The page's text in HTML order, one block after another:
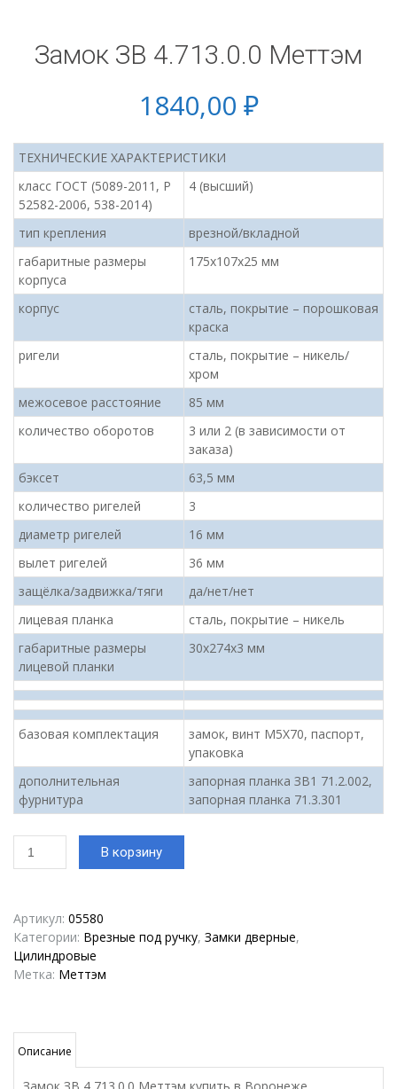
Замок ЗВ 4.713.0.0 Меттэм
1840,00 ₽
ТЕХНИЧЕСКИЕ ХАРАКТЕРИСТИКИ
класс ГОСТ (5089-2011, Р
52582-2006, 538-2014)
4 (высший)
тип крепления
врезной/вкладной
габаритные размеры
корпуса
175х107х25 мм
корпус
сталь, покрытие – порошковая
краска
ригели
сталь, покрытие – никель/
хром
межосевое расстояние
85 мм
количество оборотов
3 или 2 (в зависимости от
заказа)
бэксет
63,5 мм
количество ригелей
3
диаметр ригелей
16 мм
вылет ригелей
36 мм
защёлка/задвижка/тяги
да/нет/нет
лицевая планка
сталь, покрытие – никель
габаритные размеры
лицевой планки
30х274х3 мм
базовая комплектация
замок, винт М5Х70, паспорт,
упаковка
дополнительная
фурнитура
запорная планка ЗВ1 71.2.002,
запорная планка 71.3.301
товара
4.713.0.0
Меттэм
В корзину
Артикул: 05580
Категории: Врезные под ручку, Замки дверные,
Цилиндровые
Метка: Меттэм
Описание
Замок ЗВ 4 713.0.0 Меттэм купить в Воронеже